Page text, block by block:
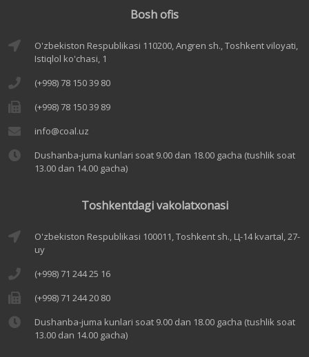
Bosh ofis
O'zbekiston Respublikasi 110200, Angren sh., Toshkent viloyati,
Istiqlol ko'chasi, 1
(+998) 78 150 39 80
(+998) 78 150 39 89
info@coal.uz
Dushanba-juma kunlari soat 9.00 dan 18.00 gacha (tushlik soat
13.00 dan 14.00 gacha)
Toshkentdagi vakolatxonasi
O'zbekiston Respublikasi 100011, Toshkent sh., Ц-14 kvartal, 27-
uy
(+998) 71 244 25 16
(+998) 71 244 20 80
Dushanba-juma kunlari soat 9.00 dan 18.00 gacha (tushlik soat
13.00 dan 14.00 gacha)